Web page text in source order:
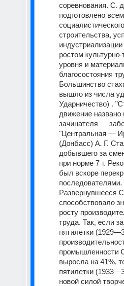
соревнования. С.
подготовлено
социалистического
строительства,
ростом культурно-
уровня и
благосостояния
Большинство
вышло из числа
Ударничество) .
движение названо
зачинателя —
"Центральная —
(Донбасс) А. Г.
добывшего за
при норме 7 т.
был вскоре
последователями.
Развернувшееся
способствовало
росту
труда. Так, если
пятилетки
промышленности
выросла на 41%,
пятилетки
новой силой